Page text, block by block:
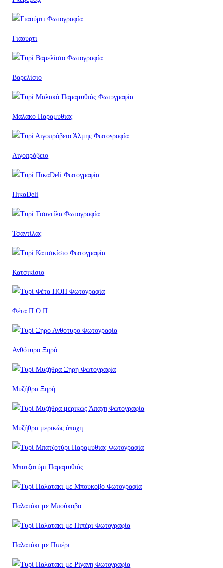
Γιαούρτι
Βαρελίσιο
Μαλακό Παραμυθιάς
Αιγοπρόβειο
ΠικαDeli
Τσαντίλας
Κατσικίσιο
Φέτα Π.Ο.Π.
Ανθότυρο Ξηρό
Μυζήθρα Ξηρή
Μυζήθρα μερικώς άπαχη
Μπατζοτύρι Παραμυθιάς
Παλατάκι με Μπούκοβο
Παλατάκι με Πιπέρι